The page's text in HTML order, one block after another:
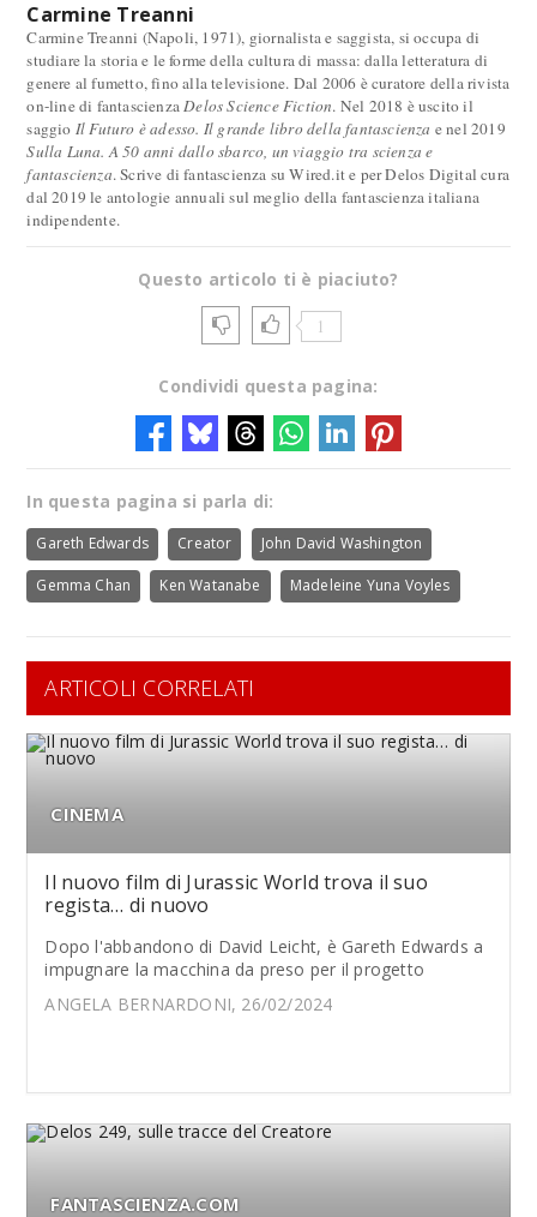
Carmine Treanni
Carmine Treanni (Napoli, 1971), giornalista e saggista, si occupa di
studiare la storia e le forme della cultura di massa: dalla letteratura di
genere al fumetto, fino alla televisione. Dal 2006 è curatore della rivista
on-line di fantascienzaDelos Science Fiction. Nel 2018 è uscito il
saggio Il Futuro è adesso. Il grande libro della fantascienza e nel 2019
Sulla Luna. A 50 anni dallo sbarco, un viaggio tra scienza e
fantascienza. Scrive di fantascienza su Wired.it e per Delos Digital cura
dal 2019 le antologie annuali sul meglio della fantascienza italiana
indipendente.
Questo articolo ti è piaciuto?
1
Condividi questa pagina:
In questa pagina si parla di:
Gareth Edwards Creator John David Washington
Gemma Chan Ken Watanabe Madeleine Yuna Voyles
ARTICOLI CORRELATI
CINEMA
Il nuovo film di Jurassic World trova il suo
regista… di nuovo
Dopo l'abbandono di David Leicht, è Gareth Edwards a
impugnare la macchina da preso per il progetto
ANGELA BERNARDONI, 26/02/2024
FANTASCIENZA.COM